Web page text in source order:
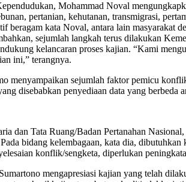
Mohammad Noval
pertanian, kehutanan, transmigrasi,
kata Noval, antara lain masyarakat
sejumlah langkah terus dilakukan
kelancaran proses kajian. “Kami
ini,” terangnya.
sejumlah faktor pemicu
disebabkan penyediaan data yang berbeda
dan Tata Ruang/Badan Pertanahan
bidang kelembagaan, kata dia,
konflik/sengketa, diperlukan
mengapresiasi kajian yang telah